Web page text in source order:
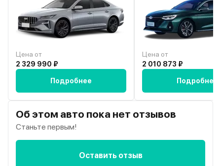
Цена от
2 329 990 ₽
Подробнее
Цена от
2 010 873 ₽
Подробнее
Об этом авто пока нет отзывов
Станьте первым!
Оставить отзыв